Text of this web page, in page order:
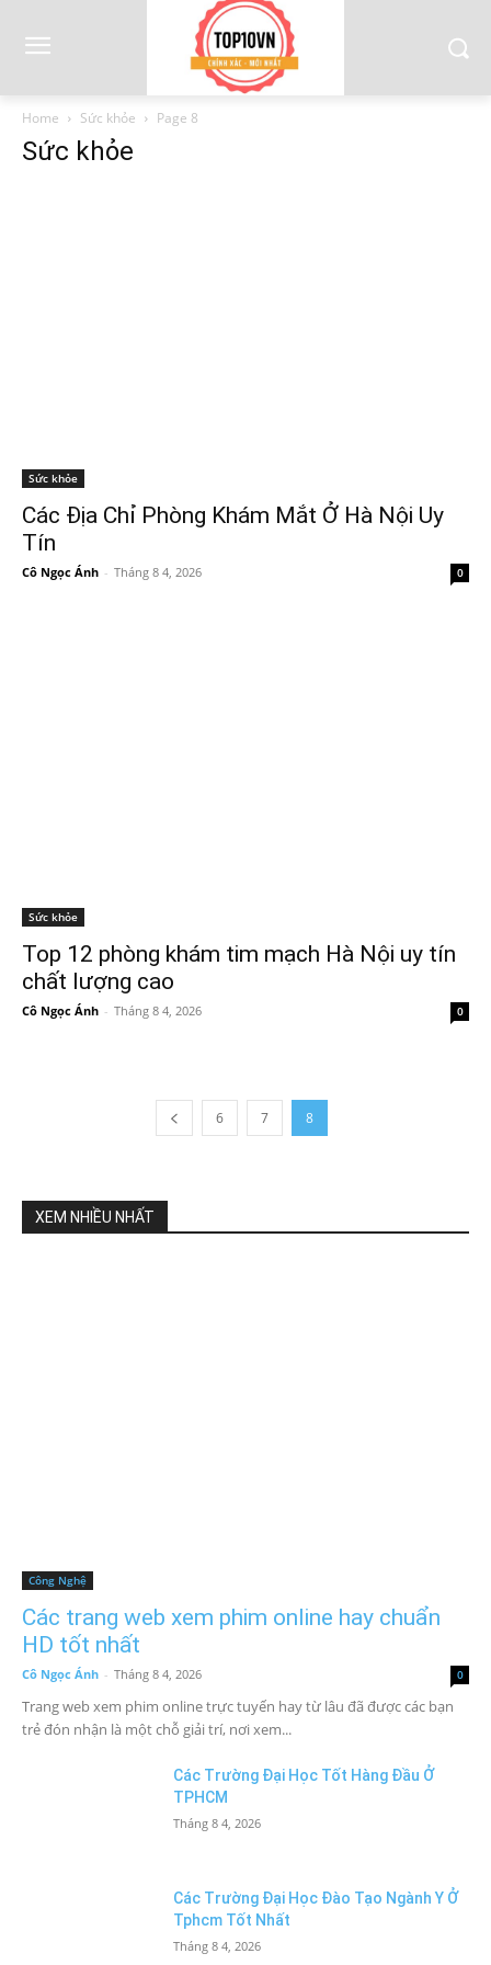
Home Sức khỏe Page 8
Sức khỏe
Sức khỏe
Các Địa Chỉ Phòng Khám Mắt Ở Hà Nội Uy
Tín
Cô Ngọc Ánh - Tháng 8 4, 2026 0
Sức khỏe
Top 12 phòng khám tim mạch Hà Nội uy tín
chất lượng cao
Cô Ngọc Ánh - Tháng 8 4, 2026 0
6 7 8
XEM NHIỀU NHẤT
Công Nghệ
Các trang web xem phim online hay chuẩn
HD tốt nhất
Cô Ngọc Ánh - Tháng 8 4, 2026 0
Trang web xem phim online trực tuyến hay từ lâu đã được các bạn
trẻ đón nhận là một chỗ giải trí, nơi xem...
Các Trường Đại Học Tốt Hàng Đầu Ở
TPHCM
Tháng 8 4, 2026
Các Trường Đại Học Đào Tạo Ngành Y Ở
Tphcm Tốt Nhất
Tháng 8 4, 2026